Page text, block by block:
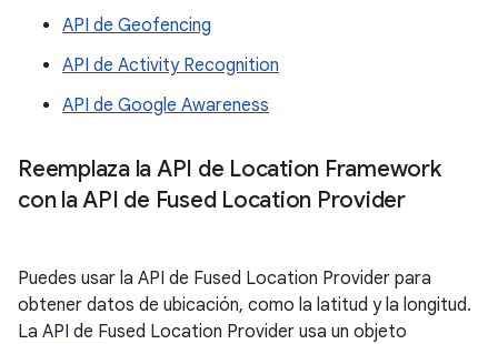
API de Geofencing
API de Activity Recognition
API de Google Awareness
Reemplaza la API de Location Framework
con la API de Fused Location Provider
Puedes usar la API de Fused Location Provider para
obtener datos de ubicación, como la latitud y la longitud.
La API de Fused Location Provider usa un objeto